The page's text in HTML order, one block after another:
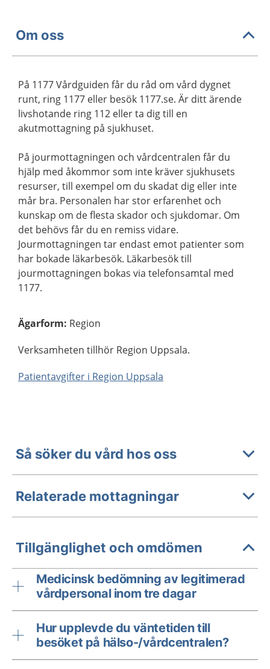
Om oss
På 1177 Vårdguiden får du råd om vård dygnet
runt, ring 1177 eller besök 1177.se. Är ditt ärende
livshotande ring 112 eller ta dig till en
akutmottagning på sjukhuset.
På jourmottagningen och vårdcentralen får du
hjälp med åkommor som inte kräver sjukhusets
resurser, till exempel om du skadat dig eller inte
mår bra. Personalen har stor erfarenhet och
kunskap om de flesta skador och sjukdomar. Om
det behövs får du en remiss vidare.
Jourmottagningen tar endast emot patienter som
har bokade läkarbesök. Läkarbesök till
jourmottagningen bokas via telefonsamtal med
1177.
Ägarform: Region
Verksamheten tillhör Region Uppsala.
Patientavgifter i Region Uppsala
Så söker du vård hos oss
Relaterade mottagningar
Tillgänglighet och omdömen
Medicinsk bedömning av legitimerad
vårdpersonal inom tre dagar
Hur upplevde du väntetiden till
besöket på hälso-/vårdcentralen?